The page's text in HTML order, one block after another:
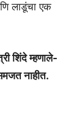
लाडूंचा एक
शिंदे म्हणाले-
नाहीत.